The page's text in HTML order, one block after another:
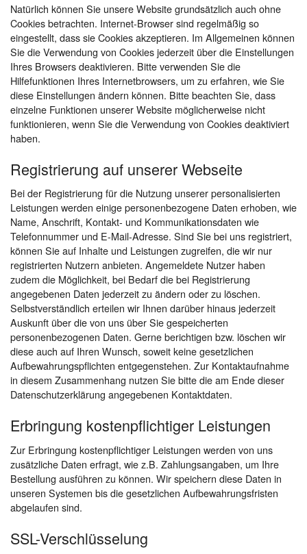
Natürlich können Sie unsere Website grundsätzlich auch ohne
Cookies betrachten. Internet-Browser sind regelmäßig so
eingestellt, dass sie Cookies akzeptieren. Im Allgemeinen können
Sie die Verwendung von Cookies jederzeit über die Einstellungen
Ihres Browsers deaktivieren. Bitte verwenden Sie die
Hilfefunktionen Ihres Internetbrowsers, um zu erfahren, wie Sie
diese Einstellungen ändern können. Bitte beachten Sie, dass
einzelne Funktionen unserer Website möglicherweise nicht
funktionieren, wenn Sie die Verwendung von Cookies deaktiviert
haben.
Registrierung auf unserer Webseite
Bei der Registrierung für die Nutzung unserer personalisierten
Leistungen werden einige personenbezogene Daten erhoben, wie
Name, Anschrift, Kontakt- und Kommunikationsdaten wie
Telefonnummer und E-Mail-Adresse. Sind Sie bei uns registriert,
können Sie auf Inhalte und Leistungen zugreifen, die wir nur
registrierten Nutzern anbieten. Angemeldete Nutzer haben
zudem die Möglichkeit, bei Bedarf die bei Registrierung
angegebenen Daten jederzeit zu ändern oder zu löschen.
Selbstverständlich erteilen wir Ihnen darüber hinaus jederzeit
Auskunft über die von uns über Sie gespeicherten
personenbezogenen Daten. Gerne berichtigen bzw. löschen wir
diese auch auf Ihren Wunsch, soweit keine gesetzlichen
Aufbewahrungspflichten entgegenstehen. Zur Kontaktaufnahme
in diesem Zusammenhang nutzen Sie bitte die am Ende dieser
Datenschutzerklärung angegebenen Kontaktdaten.
Erbringung kostenpflichtiger Leistungen
Zur Erbringung kostenpflichtiger Leistungen werden von uns
zusätzliche Daten erfragt, wie z.B. Zahlungsangaben, um Ihre
Bestellung ausführen zu können. Wir speichern diese Daten in
unseren Systemen bis die gesetzlichen Aufbewahrungsfristen
abgelaufen sind.
SSL-Verschlüsselung